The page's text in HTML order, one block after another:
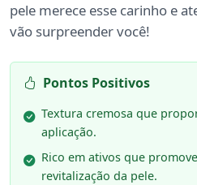
pele merece esse carinho e
vão surpreender você!
Pontos Positivos
Textura cremosa que
aplicação.
Rico em ativos que
revitalização da pele.